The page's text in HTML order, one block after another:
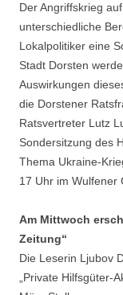
Der Angriffskrieg
unterschiedliche
Lokalpolitiker eine
Stadt Dorsten
Auswirkungen
die Dorstener
Ratsvertreter Lutz
Sondersitzung des
Thema Ukraine-
17 Uhr im Wulfener
Am Mittwoch
Zeitung“
Die Leserin Ljubov
„Private Hilfsgüter-